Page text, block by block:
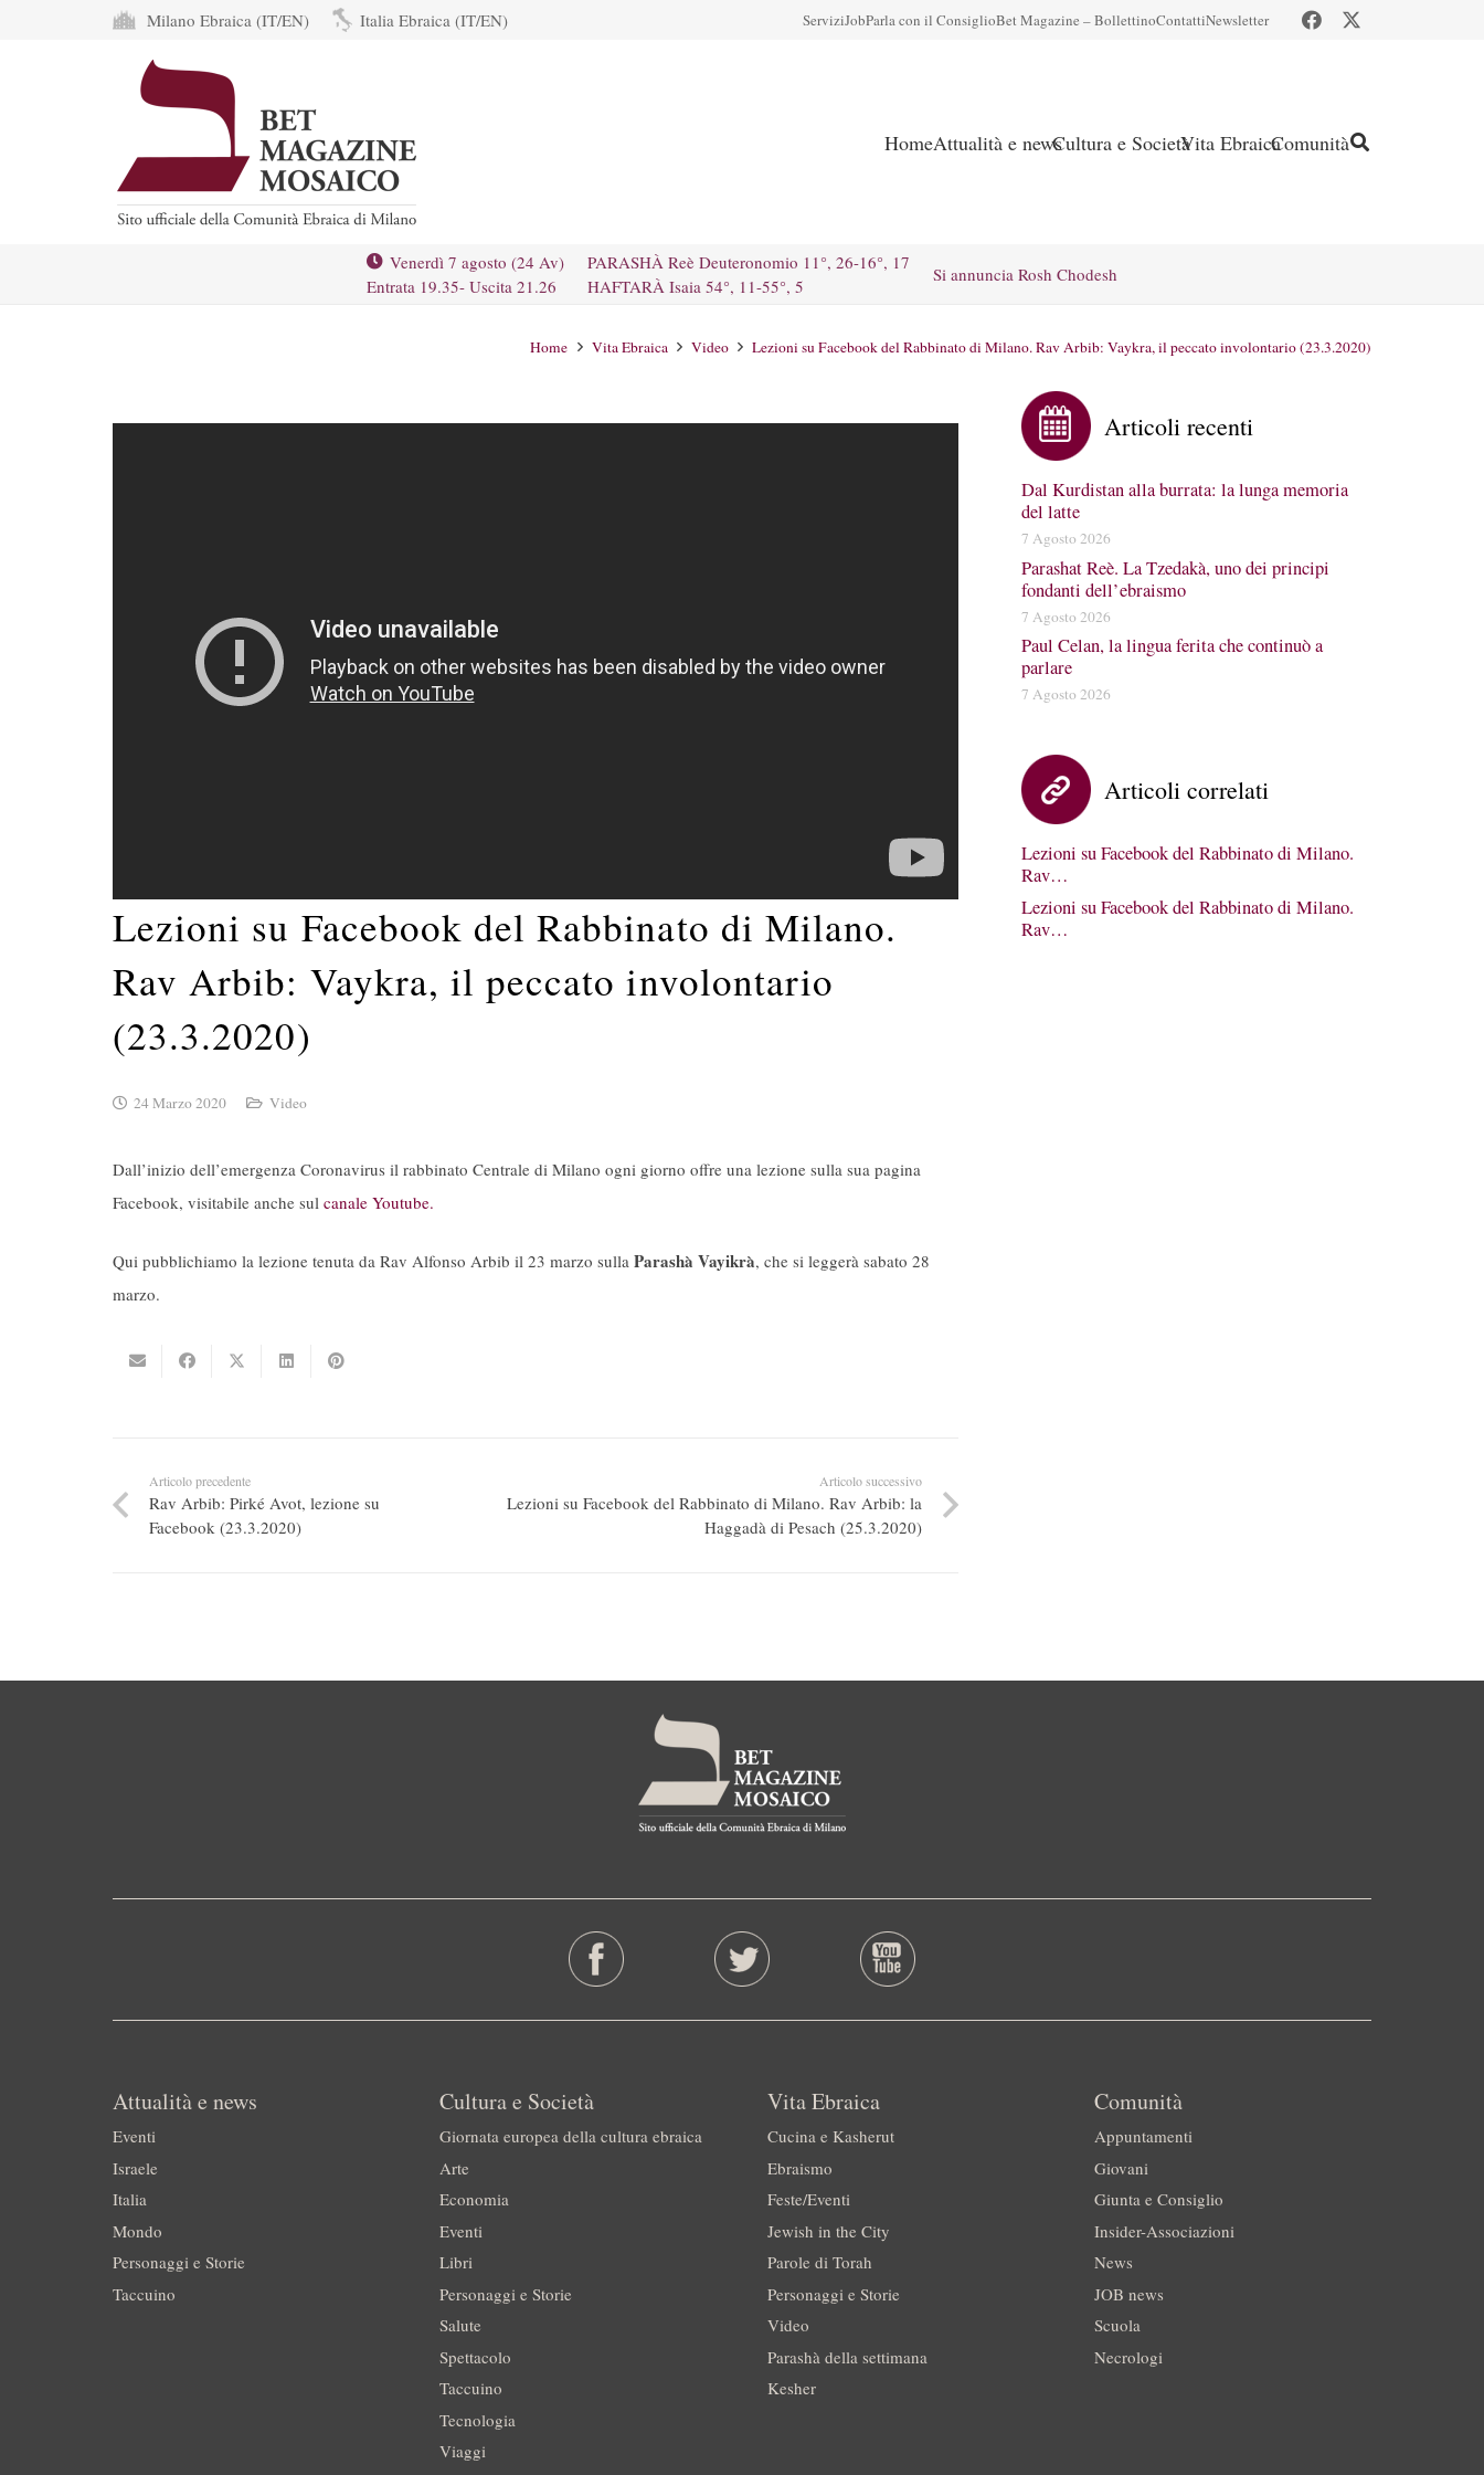
Milano Ebraica (IT/EN) Italia Ebraica (IT/EN) ServiziJobParla con il ConsiglioBet Magazine – BollettinoContattiNewsletter
HomeAttualità e newsCultura e SocietàVita EbraicaComunità
Venerdì 7 agosto (24 Av)
Entrata 19.35- Uscita 21.26
PARASHÀ Reè Deuteronomio 11°, 26-16°, 17
HAFTARÀ Isaia 54°, 11-55°, 5
Si annuncia Rosh Chodesh
Home Vita Ebraica Video Lezioni su Facebook del Rabbinato di Milano. Rav Arbib: Vaykra, il peccato involontario (23.3.2020)
Lezioni su Facebook del Rabbinato di Milano.
Rav Arbib: Vaykra, il peccato involontario
(23.3.2020)
24 Marzo 2020 Video
Dall’inizio dell’emergenza Coronavirus il rabbinato Centrale di Milano ogni giorno offre una lezione sulla sua pagina
Facebook, visitabile anche sul canale Youtube.
Qui pubblichiamo la lezione tenuta da Rav Alfonso Arbib il 23 marzo sulla Parashà Vayikrà, che si leggerà sabato 28
marzo.
Articolo precedente
Rav Arbib: Pirké Avot, lezione su
Facebook (23.3.2020)
Articolo successivo
Lezioni su Facebook del Rabbinato di Milano. Rav Arbib: la
Haggadà di Pesach (25.3.2020)
Articoli recenti
Dal Kurdistan alla burrata: la lunga memoria
del latte
7 Agosto 2026
Parashat Reè. La Tzedakà, uno dei principi
fondanti dell’ebraismo
7 Agosto 2026
Paul Celan, la lingua ferita che continuò a
parlare
7 Agosto 2026
Articoli correlati
Lezioni su Facebook del Rabbinato di Milano.
Rav…
Lezioni su Facebook del Rabbinato di Milano.
Rav…
Attualità e news
Eventi
Israele
Italia
Mondo
Personaggi e Storie
Taccuino
Cultura e Società
Giornata europea della cultura ebraica
Arte
Economia
Eventi
Libri
Personaggi e Storie
Salute
Spettacolo
Taccuino
Tecnologia
Viaggi
Vita Ebraica
Cucina e Kasherut
Ebraismo
Feste/Eventi
Jewish in the City
Parole di Torah
Personaggi e Storie
Video
Parashà della settimana
Kesher
Comunità
Appuntamenti
Giovani
Giunta e Consiglio
Insider-Associazioni
News
JOB news
Scuola
Necrologi